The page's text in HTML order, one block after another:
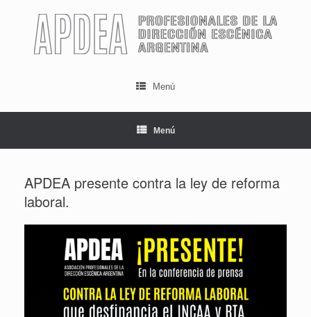
contenido
Menú
Menú
APDEA presente contra la ley de reforma
laboral.